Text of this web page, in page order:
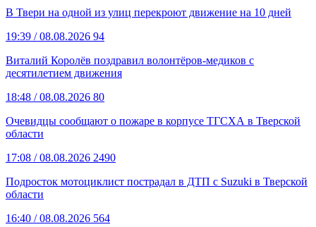
В Твери на одной из улиц перекроют движение на 10 дней
19:39 / 08.08.2026 94
Виталий Королёв поздравил волонтёров-медиков с
десятилетием движения
18:48 / 08.08.2026 80
Очевидцы сообщают о пожаре в корпусе ТГСХА в Тверской
области
17:08 / 08.08.2026 2490
Подросток мотоциклист пострадал в ДТП с Suzuki в Тверской
области
16:40 / 08.08.2026 564